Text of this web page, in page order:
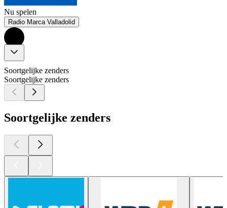
Nu spelen
Radio Marca Valladolid
Soortgelijke zenders
Soortgelijke zenders
Soortgelijke zenders